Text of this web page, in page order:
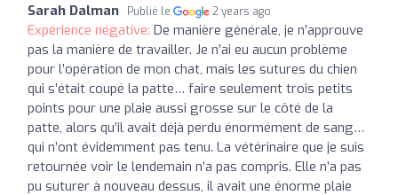
Sarah Dalman Publié le 2 years ago
Expérience négative: De manière générale, je n’approuve
pas la manière de travailler. Je n’ai eu aucun problème
pour l’opération de mon chat, mais les sutures du chien
qui s’était coupé la patte… faire seulement trois petits
points pour une plaie aussi grosse sur le côté de la
patte, alors qu’il avait déjà perdu énormément de sang…
qui n’ont évidemment pas tenu. La vétérinaire que je suis
retournée voir le lendemain n’a pas compris. Elle n’a pas
pu suturer à nouveau dessus, il avait une énorme plaie